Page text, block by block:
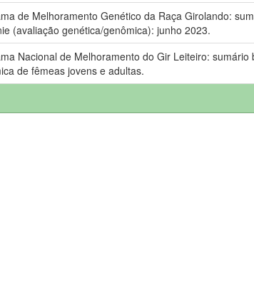
de Melhoramento Genético da Raça Girolando:
(avaliação genética/genômica): junho 2023.
Nacional de Melhoramento do Gir Leiteiro: sumário
de fêmeas jovens e adultas.